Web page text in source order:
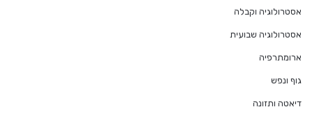
אסטרולוגיה וקבלה
אסטרולוגיה שבועית
ארומתרפיה
גוף ונפש
דיאטה ותזונה